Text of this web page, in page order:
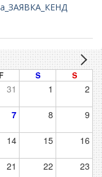
F S S
31 1 2
7 8 9
14 15 16
21 22 23